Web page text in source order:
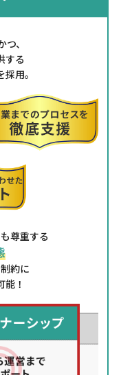
、
する
用。
尊重する
約に
！